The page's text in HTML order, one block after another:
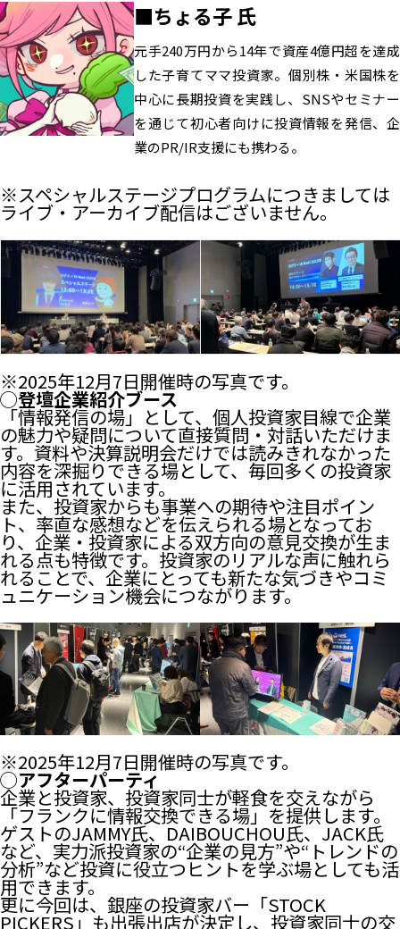
■ちょる子 氏
元手240万円から14年で資産4億円超を達成
した子育てママ投資家。個別株・米国株を
中心に長期投資を実践し、SNSやセミナー
を通じて初心者向けに投資情報を発信、企
業のPR/IR支援にも携わる。
※スペシャルステージプログラムにつきましては
ライブ・アーカイブ配信はございません。
※2025年12月7日開催時の写真です。
◯登壇企業紹介ブース
「情報発信の場」として、個人投資家目線で企業
の魅力や疑問について直接質問・対話いただけま
す。資料や決算説明会だけでは読みきれなかった
内容を深掘りできる場として、毎回多くの投資家
に活用されています。
また、投資家からも事業への期待や注目ポイン
ト、率直な感想などを伝えられる場となってお
り、企業・投資家による双方向の意見交換が生ま
れる点も特徴です。投資家のリアルな声に触れら
れることで、企業にとっても新たな気づきやコミ
ュニケーション機会につながります。
※2025年12月7日開催時の写真です。
◯アフターパーティ
企業と投資家、投資家同士が軽食を交えながら
「フランクに情報交換できる場」を提供します。
ゲストのJAMMY氏、DAIBOUCHOU氏、JACK氏
など、実力派投資家の“企業の見方”や“トレンドの
分析”など投資に役立つヒントを学ぶ場としても活
用できます。
更に今回は、銀座の投資家バー「STOCK
PICKERS」も出張出店が決定し、投資家同士の交